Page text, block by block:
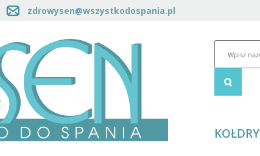
zdrowysen@wszystkodospania.pl
KOŁDRY